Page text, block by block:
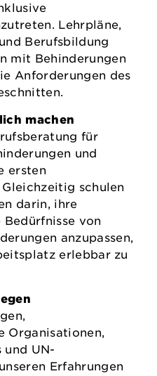
Lehrpläne,
Berufsbildung
mit Behinderungen
Anforderungen des
machen
für
und
ersten
schulen
darin, ihre
von
anzupassen,
erlebbar zu
Organisationen,
und UN-
Erfahrungen